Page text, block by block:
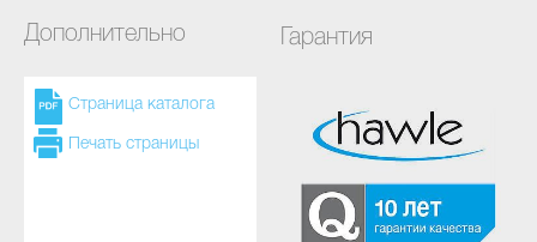
Дополнительно
Страница каталога
Печать страницы
Гарантия